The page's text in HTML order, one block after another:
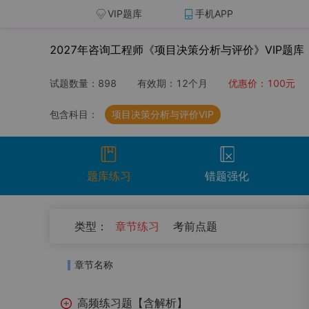
VIP题库 手机APP
2027年咨询工程师《项目决策分析与评价》VIP题库
试题数量： 898 有效期： 12个月 优惠价： 100元
包含科目： 项目决策分析与评价VIP
题库练习 错题强化
类型：
章节练习 考前点题
章节名称
高频练习题【含解析】
开始考试 温馨提示：点击开始考试按钮进行模拟考场组